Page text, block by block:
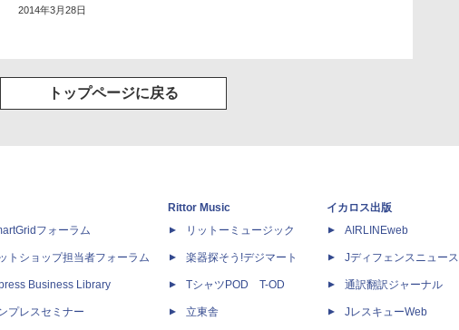
2014年3月28日
トップページに戻る
フォーラム
トショップ担当者フォーラム
Business Library
プレスセミナー
Rittor Music
リットーミュージック
楽器探そう!デジマート
TシャツPOD T-OD
立東舎
イカロス出版
AIRLINEweb
Jディフェンスニュース
通訳翻訳ジャーナル
JレスキューWeb